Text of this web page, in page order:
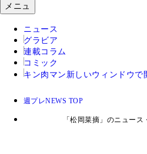
メニュ
ニュース
グラビア
連載コラム
コミック
キン肉マン 新しいウィンドウで
週プレNEWS TOP
「松岡菜摘」のニュー